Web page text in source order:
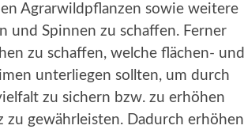
Agrarwildpflanzen sowie weitere
und Spinnen zu schaffen. Ferner
zu schaffen, welche flächen- und
unterliegen sollten, um durch
zu sichern bzw. zu erhöhen
gewährleisten. Dadurch erhöhen